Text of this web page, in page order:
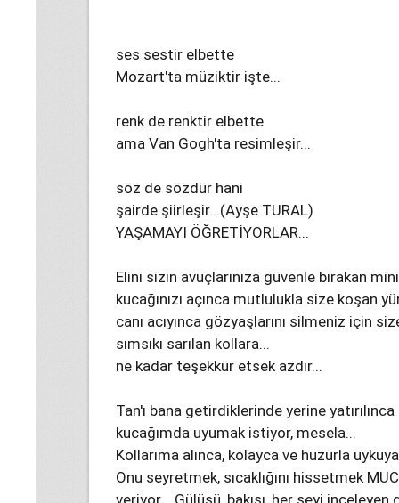
ses sestir elbette
Mozart'ta müziktir işte...
renk de renktir elbette
ama Van Gogh'ta resimleşir...
söz de sözdür hani
şairde şiirleşir...(Ayşe TURAL)
YAŞAMAYI ÖĞRETİYORLAR...
Elini sizin avuçlarınıza güvenle bırakan
kucağınızı açınca mutlulukla size koşan
canı acıyınca gözyaşlarını silmeniz için
sımsıkı sarılan kollara...
ne kadar teşekkür etsek azdır...
Tan'ı bana getirdiklerinde yerine
kucağımda uyumak istiyor, mesela...
Kollarıma alınca, kolayca ve huzurla
Onu seyretmek, sıcaklığını hissetmek
veriyor... Gülüşü, bakışı, her şeyi